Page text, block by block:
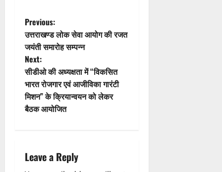
t
i
o
n
P
o
s
t
n
v
Previous:
उत्तराखण्ड लोक सेवा आयोग की रजत
जयंती समारोह सम्पन्न
Next:
सीडीओ की अध्यक्षता में “विकसित
भारत रोजगार एवं आजीविका गारंटी
मिशन” के क्रियान्वयन को लेकर
बैठक आयोजित
Leave a Reply